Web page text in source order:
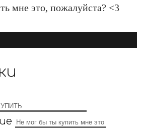
мне это, пожалуйста? <3